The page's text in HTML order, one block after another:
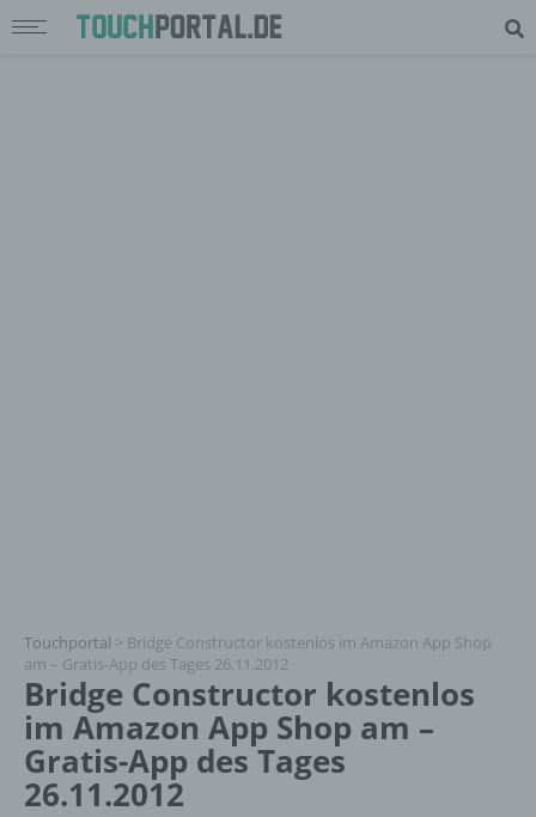
Touchportal > Bridge Constructor kostenlos im Amazon App Shop
am – Gratis-App des Tages 26.11.2012
Bridge Constructor kostenlos
im Amazon App Shop am –
Gratis-App des Tages
26.11.2012